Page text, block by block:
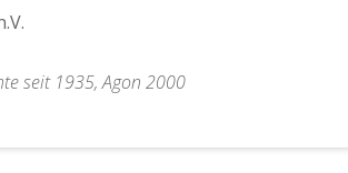
seit 1935, Agon 2000